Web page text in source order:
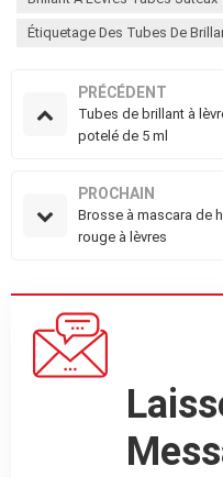
Étiquetage Des Tubes De
PRÉCÉDENT
Tubes de brillant à
potelé de 5 ml
PROCHAIN
Brosse à mascara de
rouge à lèvres
Laisser Un